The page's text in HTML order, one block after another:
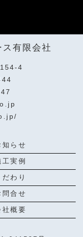
有限会社
4
知らせ
工実例
だわり
問合せ
社概要